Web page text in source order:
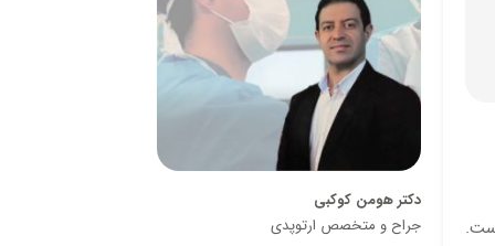
دکتر هومن کوکبی
جراح و متخصص ارتوپدی